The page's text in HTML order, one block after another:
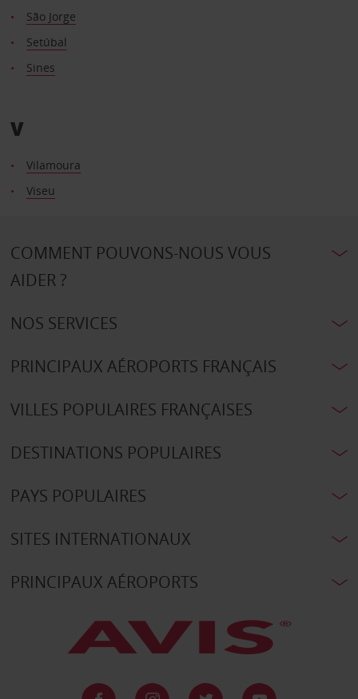
São Jorge
Setúbal
Sines
V
Vilamoura
Viseu
COMMENT POUVONS-NOUS VOUS
AIDER ?
NOS SERVICES
PRINCIPAUX AÉROPORTS FRANÇAIS
VILLES POPULAIRES FRANÇAISES
DESTINATIONS POPULAIRES
PAYS POPULAIRES
SITES INTERNATIONAUX
PRINCIPAUX AÉROPORTS